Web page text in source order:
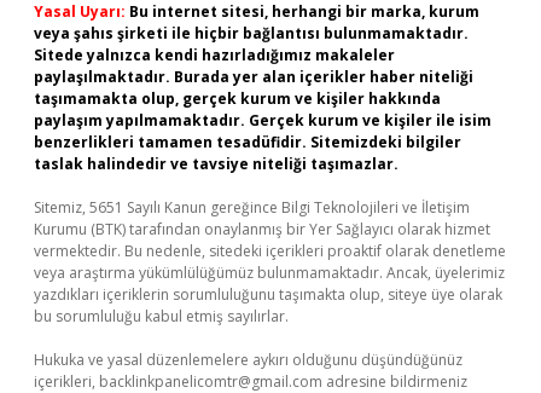
Yasal Uyarı: Bu internet sitesi, herhangi bir marka, kurum
veya şahıs şirketi ile hiçbir bağlantısı bulunmamaktadır.
Sitede yalnızca kendi hazırladığımız makaleler
paylaşılmaktadır. Burada yer alan içerikler haber niteliği
taşımamakta olup, gerçek kurum ve kişiler hakkında
paylaşım yapılmamaktadır. Gerçek kurum ve kişiler ile isim
benzerlikleri tamamen tesadüfidir. Sitemizdeki bilgiler
taslak halindedir ve tavsiye niteliği taşımazlar.
Sitemiz, 5651 Sayılı Kanun gereğince Bilgi Teknolojileri ve İletişim
Kurumu (BTK) tarafından onaylanmış bir Yer Sağlayıcı olarak hizmet
vermektedir. Bu nedenle, sitedeki içerikleri proaktif olarak denetleme
veya araştırma yükümlülüğümüz bulunmamaktadır. Ancak, üyelerimiz
yazdıkları içeriklerin sorumluluğunu taşımakta olup, siteye üye olarak
bu sorumluluğu kabul etmiş sayılırlar.
Hukuka ve yasal düzenlemelere aykırı olduğunu düşündüğünüz
içerikleri, backlinkpanelicomtr@gmail.com adresine bildirmeniz